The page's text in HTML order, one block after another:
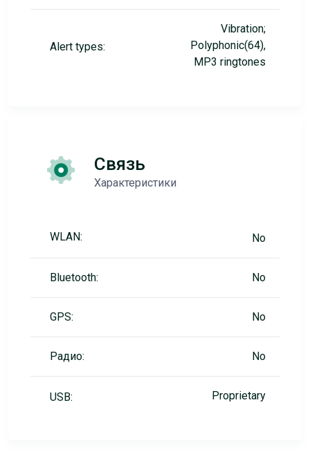
Alert types:
Vibration;
Polyphonic(64),
MP3 ringtones
Связь
Характеристики
WLAN: No
Bluetooth: No
GPS: No
Радио: No
USB: Proprietary